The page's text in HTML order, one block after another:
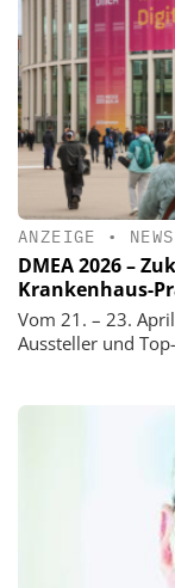
ANZEIGE • NEWS
DMEA 2026 –
Krankenhaus-
Vom 21. – 23.
Aussteller und